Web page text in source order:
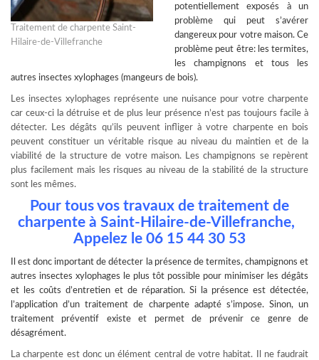
Traitement de charpente Saint-
Hilaire-de-Villefranche
potentiellement exposés à un
problème qui peut s’avérer
dangereux pour votre maison. Ce
problème peut être: les termites,
les champignons et tous les
autres insectes xylophages (mangeurs de bois).
Les insectes xylophages représente une nuisance pour votre charpente
car ceux-ci la détruise et de plus leur présence n’est pas toujours facile à
détecter. Les dégâts qu’ils peuvent infliger à votre charpente en bois
peuvent constituer un véritable risque au niveau du maintien et de la
viabilité de la structure de votre maison. Les champignons se repèrent
plus facilement mais les risques au niveau de la stabilité de la structure
sont les mêmes.
Pour tous vos travaux de traitement de
charpente à Saint-Hilaire-de-Villefranche,
Appelez le 06 15 44 30 53
Il est donc important dedétecter la présence de termites, champignons et
autres insectes xylophages le plus tôt possible pour minimiser les dégâts
et les coûts d’entretien et de réparation. Si la présence est détectée,
l’application d’un traitement de charpente adapté s’impose. Sinon, un
traitement préventif existe et permet de prévenir ce genre de
désagrément.
La charpente est donc un élément central de votre habitat. Il ne faudrait